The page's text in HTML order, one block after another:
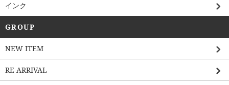
インク
GROUP
NEW ITEM
RE ARRIVAL